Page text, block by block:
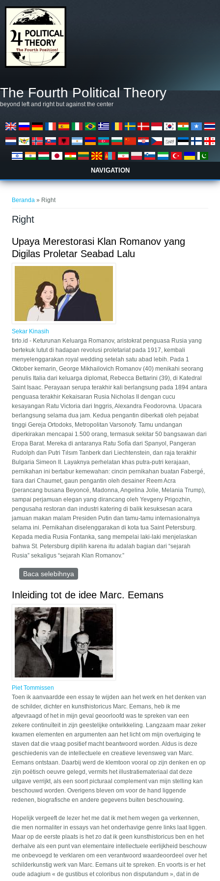
The Fourth Political Theory
beyond left and right but against the center
NAVIGATION
Beranda » Right
Right
Upaya Merestorasi Klan Romanov yang
Digilas Proletar Seabad Lalu
Sekar Kinasih
tirto.id - Keturunan Keluarga Romanov, aristokrat penguasa Rusia yang
bertekuk lutut di hadapan revolusi proletariat pada 1917, kembali
menyelenggarakan royal wedding setelah satu abad lebih. Pada 1
Oktober kemarin, George Mikhailovich Romanov (40) menikahi seorang
penulis Italia dari keluarga diplomat, Rebecca Bettarini (39), di Katedral
Saint Isaac. Perayaan serupa terakhir kali berlangsung pada 1894 antara
penguasa terakhir Kekaisaran Rusia Nicholas II dengan cucu
kesayangan Ratu Victoria dari Inggris, Alexandra Feodorovna. Upacara
berlangsung selama dua jam. Kedua pengantin diberkati oleh pejabat
tinggi Gereja Ortodoks, Metropolitan Varsonofy. Tamu undangan
diperkirakan mencapai 1.500 orang, termasuk sekitar 50 bangsawan dari
Eropa Barat. Mereka di antaranya Ratu Sofía dari Spanyol, Pangeran
Rudolph dan Putri Tılsım Tanberk dari Liechtenstein, dan raja terakhir
Bulgaria Simeon II. Layaknya perhelatan khas putra-putri kerajaan,
pernikahan ini bertabur kemewahan: cincin pernikahan buatan Fabergé,
tiara dari Chaumet, gaun pengantin oleh desainer Reem Acra
(perancang busana Beyoncé, Madonna, Angelina Jolie, Melania Trump),
sampai perjamuan elegan yang dirancang oleh Yevgeny Prigozhin,
pengusaha restoran dan industri katering di balik kesuksesan acara
jamuan makan malam Presiden Putin dan tamu-tamu internasionalnya
selama ini. Pernikahan diselenggarakan di kota tua Saint Petersburg.
Kepada media Rusia Fontanka, sang mempelai laki-laki menjelaskan
bahwa St. Petersburg dipilih karena itu adalah bagian dari “sejarah
Rusia” sekaligus “sejarah Klan Romanov.”
Baca selebihnya
Inleiding tot de idee Marc. Eemans
Piet Tommissen
Toen ik aanvaardde een essay te wijden aan het werk en het denken van
de schilder, dichter en kunsthistoricus Marc. Eemans, heb ik me
afgevraagd of het in mijn geval geoorloofd was te spreken van een
zekere continuïteit in zijn geestelijke ontwikkeling. Langzaam maar zeker
kwamen elementen en argumenten aan het licht om mijn overtuiging te
staven dat die vraag positief macht beantwoord worden. Aldus is deze
geschiedenis van de intellectuele en creatieve levensweg van Marc.
Eemans ontstaan. Daarbij werd de klemtoon vooral op zijn denken en op
zijn poëtisch oeuvre gelegd, vermits het illustratiemateriaal dat deze
uitgave verrijkt, als een soort picturaal complement van mijn stelling kan
beschouwd worden. Overigens bleven om voor de hand liggende
redenen, biografische en andere gegevens buiten beschouwing.
Hopelijk vergeeft de lezer het me dat ik met hem wegen ga verkennen,
die men normaliter in essays van het onderhavige genre links laat liggen.
Maar op de eerste plaats is het zo dat ik geen kunsthistoricus ben en het
derhalve als een punt van elementaire intellectuele eerlijkheid beschouw
me onbevoegd te verklaren om een verantwoord waardeoordeel over het
schilderkunstig werk van Marc. Eemans uit te spreken. En voorts is er het
oude adagium « de gustibus et coloribus non disputandum », dat in de